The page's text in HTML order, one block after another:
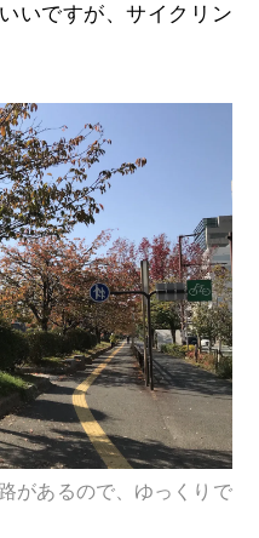
いですが、サイクリン
があるので、ゆっくりで